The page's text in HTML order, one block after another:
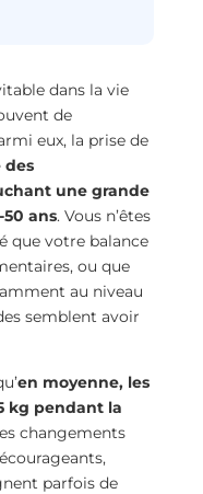
dans la vie
de
eux, la prise de
des
une grande
ans. Vous n’êtes
que votre balance
ou que
au niveau
semblent avoir
en moyenne, les
kg pendant la
changements
parfois de